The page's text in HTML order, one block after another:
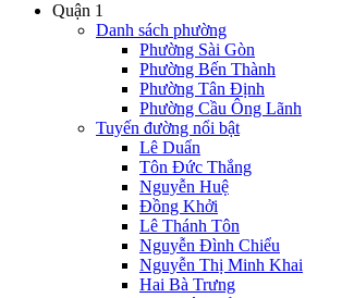
Quận 1
Danh sách phường
Phường Sài Gòn
Phường Bến Thành
Phường Tân Định
Phường Cầu Ông Lãnh
Tuyến đường nổi bật
Lê Duẩn
Tôn Đức Thắng
Nguyễn Huệ
Đồng Khởi
Lê Thánh Tôn
Nguyễn Đình Chiểu
Nguyễn Thị Minh Khai
Hai Bà Trưng